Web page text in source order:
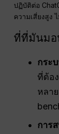
ปฏิบัติต่อ
ความเสี่ยงสูง
ที่ที่มันม
กระ
ที่ต้อ
หลา
การ